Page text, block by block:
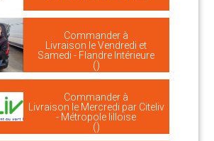
Commander à
Livraison le Vendredi et
Samedi - Flandre Intérieure
()
Commander à
Livraison le Mercredi par Citeliv
- Métropole lilloise
()